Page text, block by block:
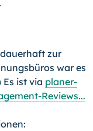
zur
war es
ist via planer-
Reviews...